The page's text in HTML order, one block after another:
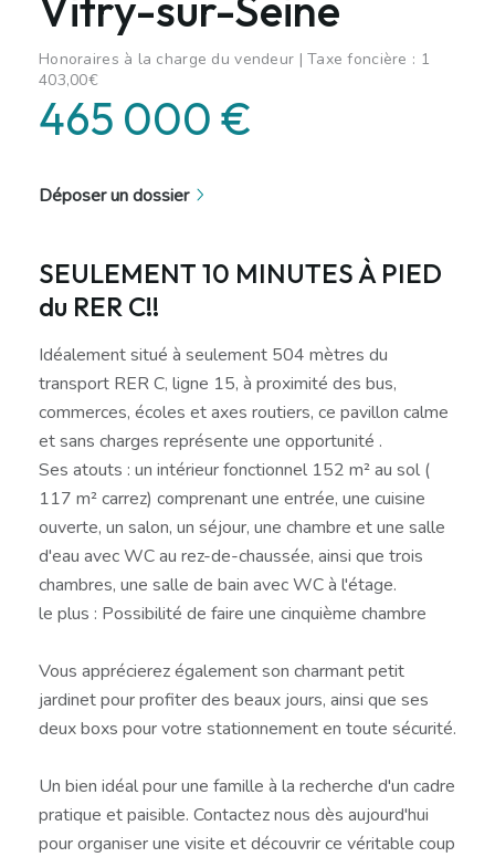
Honoraires à la charge du vendeur | Taxe foncière : 1
403,00€
465 000 €
Déposer un dossier
SEULEMENT 10 MINUTES À PIED
du RER C!!
Idéalement situé à seulement 504 mètres du
transport RER C, ligne 15, à proximité des bus,
commerces, écoles et axes routiers, ce pavillon calme
et sans charges représente une opportunité .
Ses atouts : un intérieur fonctionnel 152 m² au sol (
117 m² carrez) comprenant une entrée, une cuisine
ouverte, un salon, un séjour, une chambre et une salle
d'eau avec WC au rez-de-chaussée, ainsi que trois
chambres, une salle de bain avec WC à l'étage.
le plus : Possibilité de faire une cinquième chambre
Vous apprécierez également son charmant petit
jardinet pour profiter des beaux jours, ainsi que ses
deux boxs pour votre stationnement en toute sécurité.
Un bien idéal pour une famille à la recherche d'un cadre
pratique et paisible. Contactez nous dès aujourd'hui
pour organiser une visite et découvrir ce véritable coup